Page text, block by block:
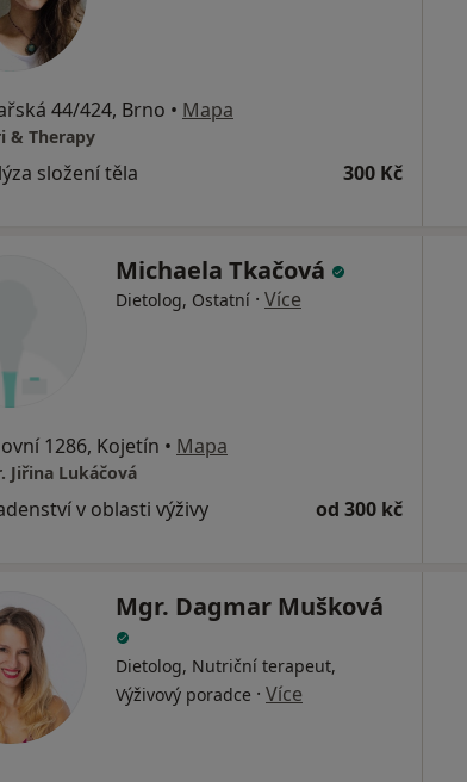
44/424, Brno • Mapa
& Therapy
složení těla 300 Kč
Michaela Tkačová
Dietolog, Ostatní · Více
1286, Kojetín • Mapa
Jiřina Lukáčová
v oblasti výživy od 300 kč
Mgr. Dagmar Mušková
Dietolog, Nutriční terapeut,
Výživový poradce · Více